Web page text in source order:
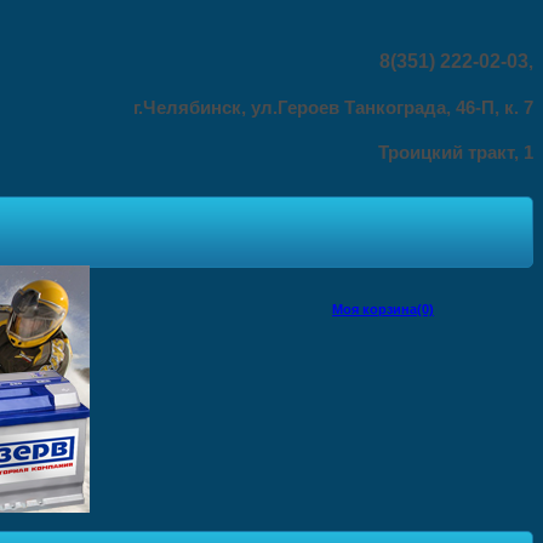
8(351) 222-02-03,
г.Челябинск, ул.Героев Танкограда, 46-П, к. 7
Троицкий тракт, 1
Моя корзина(0)